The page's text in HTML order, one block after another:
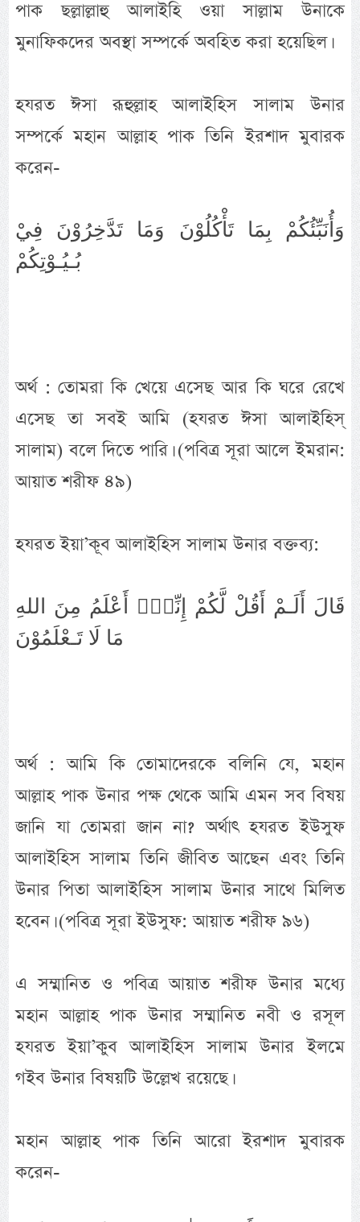
পাক ছল্লাল্লাহু আলাইহি ওয়া সাল্লাম উনাকে
মুনাফিকদের অবস্থা সম্পর্কে অবহিত করা হয়েছিল।
হযরত ঈসা রূহুল্লাহ আলাইহিস সালাম উনার
সম্পর্কে মহান আল্লাহ পাক তিনি ইরশাদ মুবারক
করেন-
وَأُنَبِّئُكُمْ بِمَا تَأْكُلُوْنَ وَمَا تَدَّخِرُوْنَ فِيْ
بُـيُـوْتِكُمْ
অর্থ : তোমরা কি খেয়ে এসেছ আর কি ঘরে রেখে
এসেছ তা সবই আমি (হযরত ঈসা আলাইহিস্
সালাম) বলে দিতে পারি। (পবিত্র সূরা আলে ইমরান:
আয়াত শরীফ ৪৯)
হযরত ইয়া’কূব আলাইহিস সালাম উনার বক্তব্য:
قَالَ أَلَـمْ أَقُلْ لَّكُمْ إِنِّيْۤ أَعْلَمُ مِنَ اللهِ
مَا لَا تَـعْلَمُوْنَ
অর্থ : আমি কি তোমাদেরকে বলিনি যে, মহান
আল্লাহ পাক উনার পক্ষ থেকে আমি এমন সব বিষয়
জানি যা তোমরা জান না? অর্থাৎ হযরত ইউসুফ
আলাইহিস সালাম তিনি জীবিত আছেন এবং তিনি
উনার পিতা আলাইহিস সালাম উনার সাথে মিলিত
হবেন। (পবিত্র সূরা ইউসুফ: আয়াত শরীফ ৯৬)
এ সম্মানিত ও পবিত্র আয়াত শরীফ উনার মধ্যে
মহান আল্লাহ পাক উনার সম্মানিত নবী ও রসূল
হযরত ইয়া’কুব আলাইহিস সালাম উনার ইলমে
গইব উনার বিষয়টি উল্লেখ রয়েছে।
মহান আল্লাহ পাক তিনি আরো ইরশাদ মুবারক
করেন-